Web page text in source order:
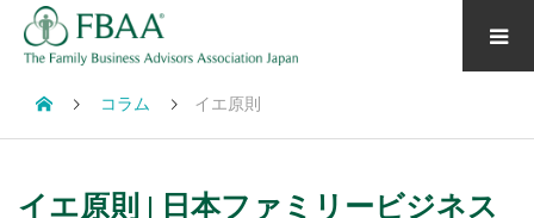
コラム イエ原則
イエ原則 | 日本ファミリービジネス